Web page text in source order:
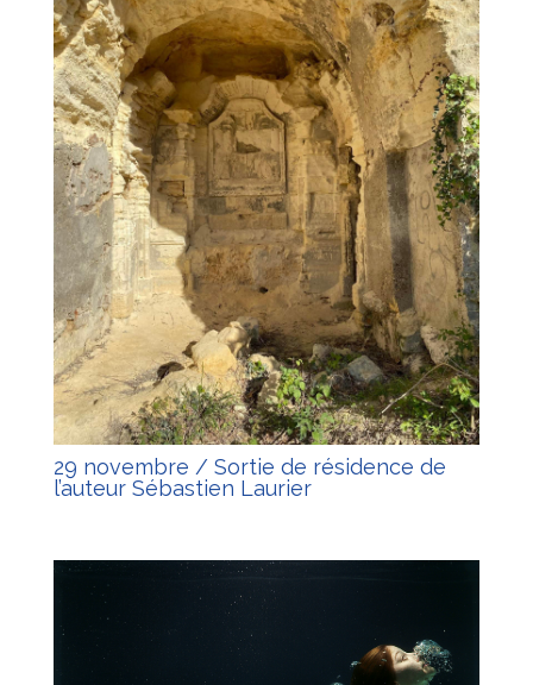
29 novembre / Sortie de résidence de
l’auteur Sébastien Laurier